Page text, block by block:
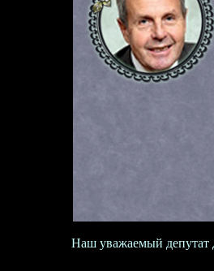
Наш уважаемый депутат